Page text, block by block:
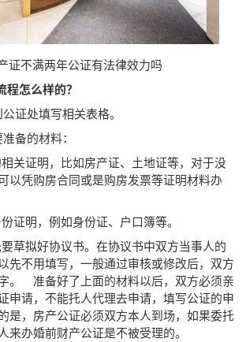
证不满两年公证有法律效力吗
程怎么样的？
处填写相关表格。
的材料：
证明，比如房产证、土地证等，对于没
以凭购房合同或是购房发票等证明材料办
明，例如身份证、户口簿等。
拟好协议书。在协议书中双方当事人的
先不用填写，一般通过审核或修改后，双方
。 准备好了上面的材料以后，双方必须亲
申请，不能托人代理去申请，填写公证的申
是，房产公证必须双方本人到场，如果委托
来办婚前财产公证是不被受理的。